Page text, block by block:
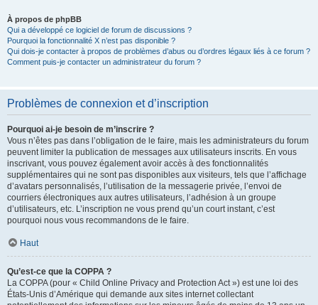
À propos de phpBB
Qui a développé ce logiciel de forum de discussions ?
Pourquoi la fonctionnalité X n’est pas disponible ?
Qui dois-je contacter à propos de problèmes d’abus ou d’ordres légaux liés à ce forum ?
Comment puis-je contacter un administrateur du forum ?
Problèmes de connexion et d’inscription
Pourquoi ai-je besoin de m’inscrire ?
Vous n’êtes pas dans l’obligation de le faire, mais les administrateurs du forum
peuvent limiter la publication de messages aux utilisateurs inscrits. En vous
inscrivant, vous pouvez également avoir accès à des fonctionnalités
supplémentaires qui ne sont pas disponibles aux visiteurs, tels que l’affichage
d’avatars personnalisés, l’utilisation de la messagerie privée, l’envoi de
courriers électroniques aux autres utilisateurs, l’adhésion à un groupe
d’utilisateurs, etc. L’inscription ne vous prend qu’un court instant, c’est
pourquoi nous vous recommandons de le faire.
Haut
Qu’est-ce que la COPPA ?
La COPPA (pour « Child Online Privacy and Protection Act ») est une loi des
États-Unis d’Amérique qui demande aux sites internet collectant